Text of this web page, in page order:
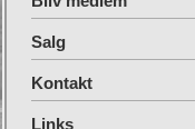
Salg
Kontakt
Links